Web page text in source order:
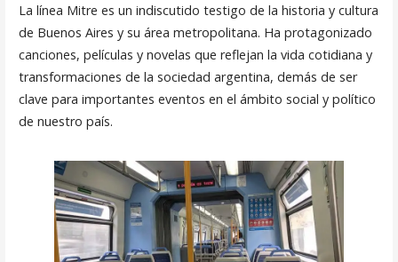
La línea Mitre es un indiscutido testigo de la historia y cultura
de Buenos Aires y su área metropolitana. Ha protagonizado
canciones, películas y novelas que reflejan la vida cotidiana y
transformaciones de la sociedad argentina, demás de ser
clave para importantes eventos en el ámbito social y político
de nuestro país.